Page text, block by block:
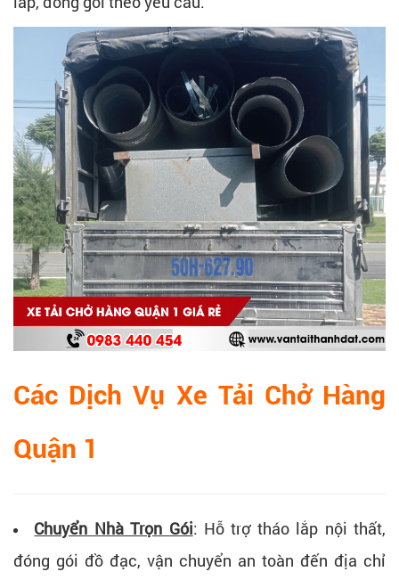
Các Dịch Vụ Xe Tải Chở Hàng
Quận 1
Chuyển Nhà Trọn Gói: Hỗ trợ tháo lắp nội thất,
đóng gói đồ đạc, vận chuyển an toàn đến địa chỉ